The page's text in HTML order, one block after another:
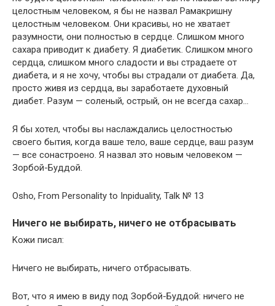
целостным человеком, я бы не назвал Рамакришну
целостным человеком. Они красивы, но не хватает
разумности, они полностью в сердце. Слишком много
сахара приводит к диабету. Я диабетик. Слишком много
сердца, слишком много сладости и вы страдаете от
диабета, и я не хочу, чтобы вы страдали от диабета. Да,
просто живя из сердца, вы заработаете духовный
диабет. Разум — соленый, острый, он не всегда сахар…
Я бы хотел, чтобы вы наслаждались целостностью
своего бытия, когда ваше тело, ваше сердце, ваш разум
— все сонастроено. Я назвал это новым человеком —
Зорбой-Буддой.
Osho, From Personality to Inpiduality, Talk № 13
Ничего не выбирать, ничего не отбрасывать
Koжи писал:
Ничего не выбирать, ничего отбрасывать.
Вот, что я имею в виду под Зорбой-Буддой: ничего не